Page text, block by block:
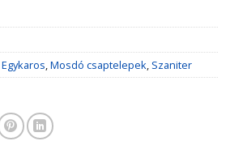
Egykaros,Mosdó csaptelepek, Szaniter